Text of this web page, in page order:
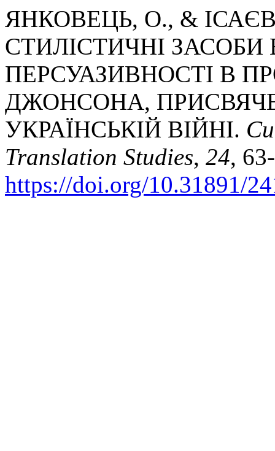
ЯНКОВЕЦЬ, О., &
СТИЛІСТИЧНІ
ПЕРСУАЗИВНОСТІ В
ДЖОНСОНА,
УКРАЇНСЬКІЙ ВІЙНІ.
Translation Studies, 24,
https://doi.org/10.31891/